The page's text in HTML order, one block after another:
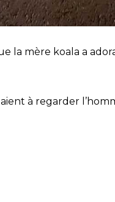
la mère koala a
à regarder